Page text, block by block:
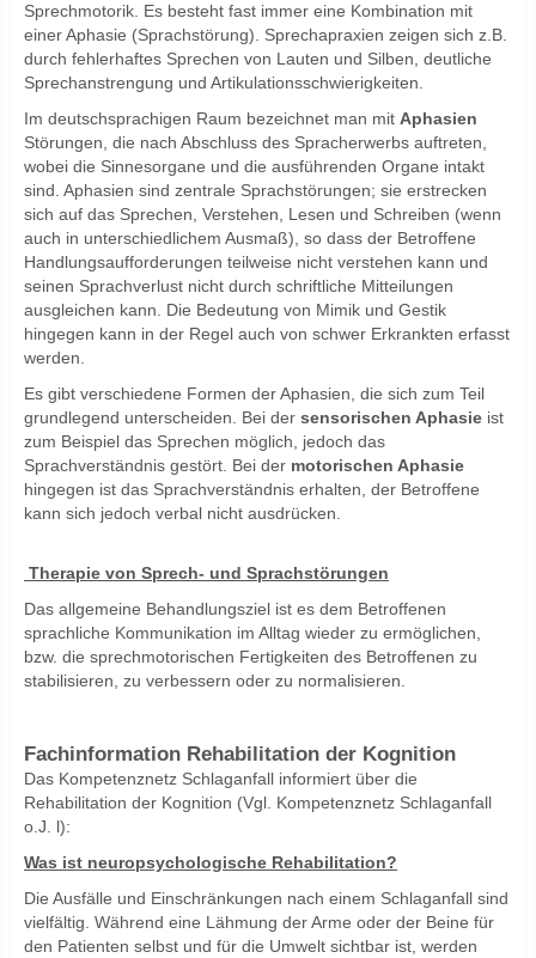
Sprechmotorik. Es besteht fast immer eine Kombination mit
einer Aphasie (Sprachstörung). Sprechapraxien zeigen sich z.B.
durch fehlerhaftes Sprechen von Lauten und Silben, deutliche
Sprechanstrengung und Artikulationsschwierigkeiten.
Im deutschsprachigen Raum bezeichnet man mit Aphasien
Störungen, die nach Abschluss des Spracherwerbs auftreten,
wobei die Sinnesorgane und die ausführenden Organe intakt
sind. Aphasien sind zentrale Sprachstörungen; sie erstrecken
sich auf das Sprechen, Verstehen, Lesen und Schreiben (wenn
auch in unterschiedlichem Ausmaß), so dass der Betroffene
Handlungsaufforderungen teilweise nicht verstehen kann und
seinen Sprachverlust nicht durch schriftliche Mitteilungen
ausgleichen kann. Die Bedeutung von Mimik und Gestik
hingegen kann in der Regel auch von schwer Erkrankten erfasst
werden.
Es gibt verschiedene Formen der Aphasien, die sich zum Teil
grundlegend unterscheiden. Bei der sensorischen Aphasie ist
zum Beispiel das Sprechen möglich, jedoch das
Sprachverständnis gestört. Bei der motorischen Aphasie
hingegen ist das Sprachverständnis erhalten, der Betroffene
kann sich jedoch verbal nicht ausdrücken.
Therapie von Sprech- und Sprachstörungen
Das allgemeine Behandlungsziel ist es dem Betroffenen
sprachliche Kommunikation im Alltag wieder zu ermöglichen,
bzw. die sprechmotorischen Fertigkeiten des Betroffenen zu
stabilisieren, zu verbessern oder zu normalisieren.
Fachinformation Rehabilitation der Kognition
Das Kompetenznetz Schlaganfall informiert über die
Rehabilitation der Kognition (Vgl. Kompetenznetz Schlaganfall
o.J. l):
Was ist neuropsychologische Rehabilitation?
Die Ausfälle und Einschränkungen nach einem Schlaganfall sind
vielfältig. Während eine Lähmung der Arme oder der Beine für
den Patienten selbst und für die Umwelt sichtbar ist, werden